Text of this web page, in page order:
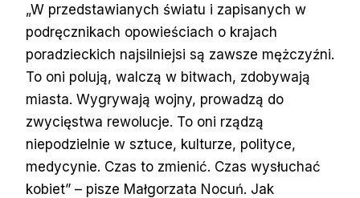
„W przedstawianych światu i zapisanych w
podręcznikach opowieściach o krajach
poradzieckich najsilniejsi są zawsze mężczyźni.
To oni polują, walczą w bitwach, zdobywają
miasta. Wygrywają wojny, prowadzą do
zwycięstwa rewolucje. To oni rządzą
niepodzielnie w sztuce, kulturze, polityce,
medycynie. Czas to zmienić. Czas wysłuchać
kobiet” – pisze Małgorzata Nocuń. Jak